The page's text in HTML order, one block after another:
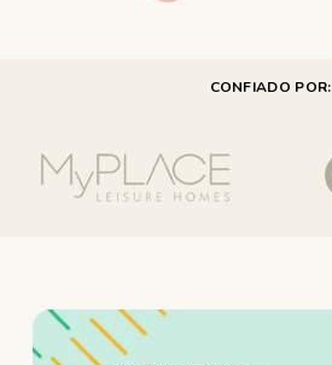
CONFIADO POR: